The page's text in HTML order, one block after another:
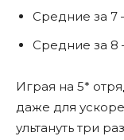
Средние за 7
Средние за 8
Играя на 5*
даже для
ультануть три